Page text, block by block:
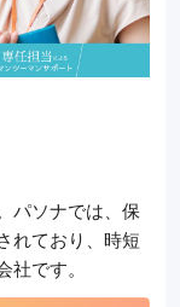
パソナでは、保
れており、時短
です。